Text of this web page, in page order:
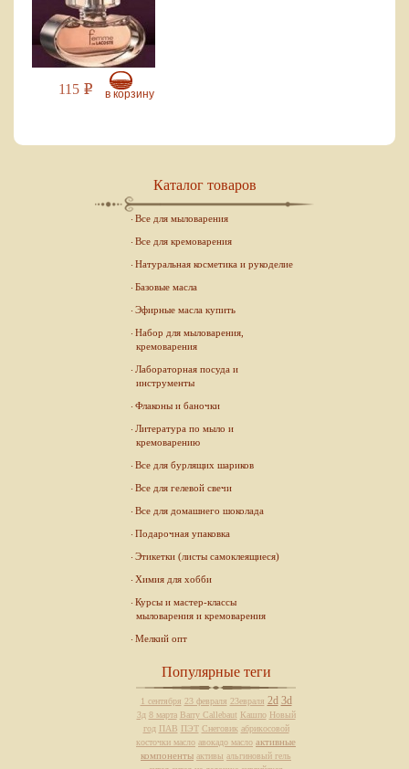
115 Р в корзину
Каталог товаров
Все для мыловарения
Все для кремоварения
Натуральная косметика и рукоделие
Базовые масла
Эфирные масла купить
Набор для мыловарения,
кремоварения
Лабораторная посуда и
инструменты
Флаконы и баночки
Литература по мыло и
кремоварению
Все для бурлящих шариков
Все для гелевой свечи
Все для домашнего шоколада
Подарочная упаковка
Этикетки (листы самоклеящиеся)
Химия для хобби
Курсы и мастер-классы
мыловарения и кремоварения
Мелкий опт
Популярные теги
1 сентября 23 февраля 23евраля 2d 3d
3д 8 марта Barry Callebaut Кашпо Новый
год ПАВ ПЭТ Снеговик абрикосовой
косточки масло авокадо масло активные
компоненты активы альгиновый гель